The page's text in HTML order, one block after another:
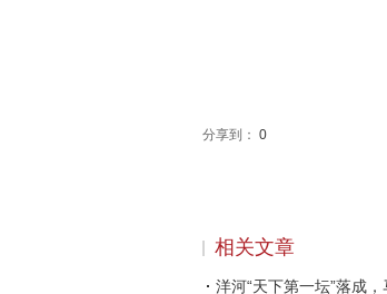
分享到： 0
相关文章
洋河“天下第一坛”落成